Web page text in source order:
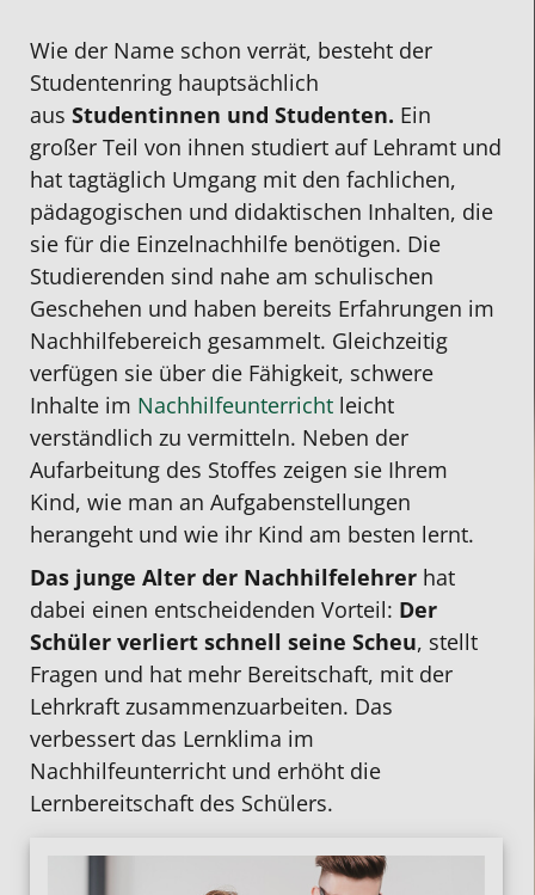
Wie der Name schon verrät, besteht der
Studentenring hauptsächlich
aus Studentinnen und Studenten. Ein
großer Teil von ihnen studiert auf Lehramt und
hat tagtäglich Umgang mit den fachlichen,
pädagogischen und didaktischen Inhalten, die
sie für die Einzelnachhilfe benötigen. Die
Studierenden sind nahe am schulischen
Geschehen und haben bereits Erfahrungen im
Nachhilfebereich gesammelt. Gleichzeitig
verfügen sie über die Fähigkeit, schwere
Inhalte im Nachhilfeunterricht leicht
verständlich zu vermitteln. Neben der
Aufarbeitung des Stoffes zeigen sie Ihrem
Kind, wie man an Aufgabenstellungen
herangeht und wie ihr Kind am besten lernt.
Das junge Alter der Nachhilfelehrer hat
dabei einen entscheidenden Vorteil: Der
Schüler verliert schnell seine Scheu, stellt
Fragen und hat mehr Bereitschaft, mit der
Lehrkraft zusammenzuarbeiten. Das
verbessert das Lernklima im
Nachhilfeunterricht und erhöht die
Lernbereitschaft des Schülers.